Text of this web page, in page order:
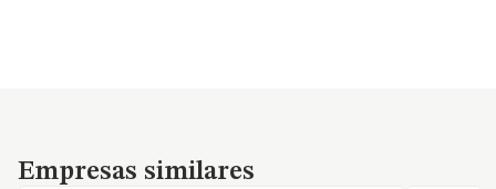
Empresas similares
Empresas similares